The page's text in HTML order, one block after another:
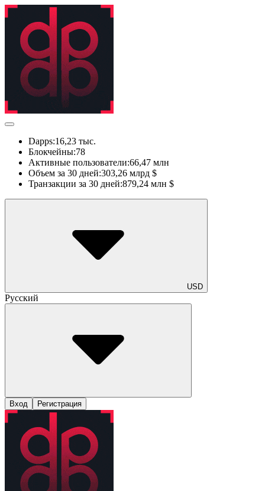
Dapps:16,23 тыс.
Блокчейны:78
Активные пользователи:66,47 млн
Объем за 30 дней:303,26 млрд $
Транзакции за 30 дней:879,24 млн $
USD
Русский
Вход Регистрация